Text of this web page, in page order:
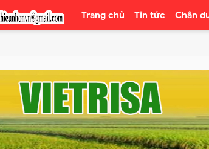
Trang chủ Tin tức Chân